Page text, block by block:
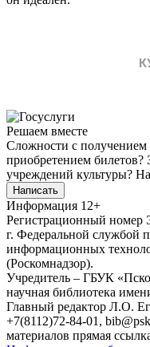
Решаем вместе
Сложности с
приобретением билетов?
учреждений культуры?
Написать
Информация 12+
Регистрационный
г. Федеральной службой
информационных
(Роскомнадзор).
Учредитель – ГБУК
научная библиотека
Главный редактор Л.О.
+7(8112)72-84-01,
материалов прямая